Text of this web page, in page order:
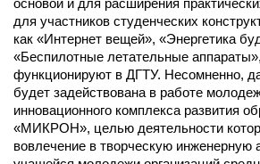
основой и для расширения
для участников студенческих
как «Интернет вещей», «Энергетика
«Беспилотные летательные
функционируют в ДГТУ. Несомненно,
будет задействована в работе
инновационного комплекса развития
«МИКРОН», целью деятельности
вовлечение в творческую инженерную